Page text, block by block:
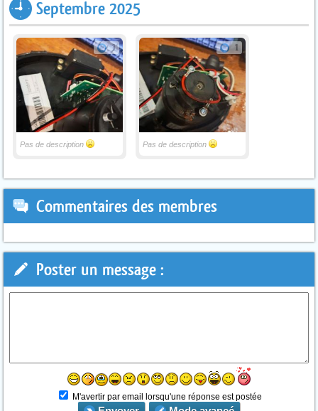
Septembre 2025
1
Pas de description
1
Pas de description
Commentaires des membres
Poster un message :
M'avertir par email lorsqu'une réponse est postée